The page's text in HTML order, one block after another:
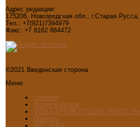
Адрес редакции:
175206, Новгородская обл., г.Старая
Тел.: +7(921)7394979
Факс: +7 8162 664472
©2021 Введенская сторона
Меню
Главная
Архив журнала
ФОНД-АРХИВ ЛУЧШИХ РАБОТ
Проекты
ART WEB